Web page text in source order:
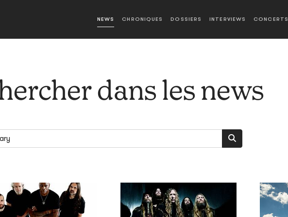
NEWS CHRONIQUES DOSSIERS INTERVIEWS CONCERTS
dans les news